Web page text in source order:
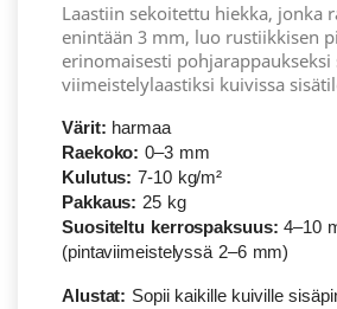
Laastiin sekoitettu hiekka, jonka
enintään 3 mm, luo rustiikkisen
erinomaisesti pohjarappaukseksi
viimeistelylaastiksi kuivissa
Värit: harmaa
Raekoko: 0–3 mm
Kulutus: 7-10 kg/m²
Pakkaus: 25 kg
Suositeltu kerrospaksuus: 4–10
(pintaviimeistelyssä 2–6 mm)
Alustat: Sopii kaikille kuiville